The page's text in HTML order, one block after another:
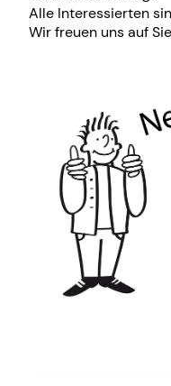
Alle Interessierten
Wir freuen uns auf